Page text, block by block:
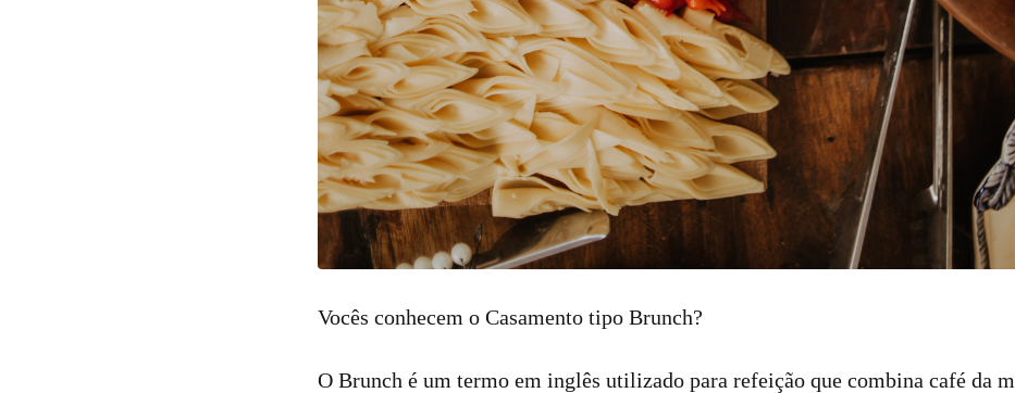
Vocês conhecem o Casamento tipo Brunch?
O Brunch é um termo em inglês utilizado para refeição que combina café da